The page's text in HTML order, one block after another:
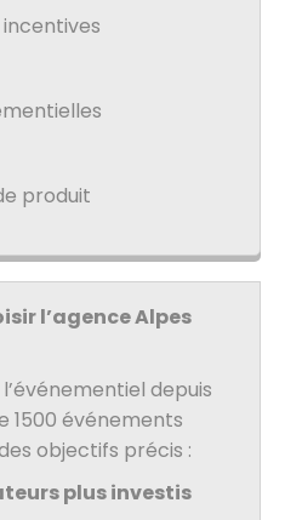
produit
l’agence Alpes
depuis
1500 événements
objectifs précis :
plus investis